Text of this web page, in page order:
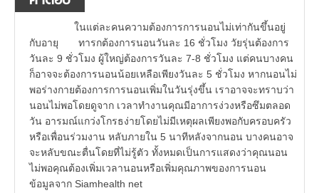
ในแต่ละคนความต้องการการนอนไม่เท่ากันขึ้นอยู่
กับอายุ ทารกต้องการนอนวันละ 16 ชั่วโมง วัยรุ่นต้องการ
วันละ 9 ชั่วโมง ผู้ใหญ่ต้องการวันละ 7-8 ชั่วโมง แต่คนบางคน
ก็อาจจะต้องการนอนน้อยเหลือเพียงวันละ 5 ชั่วโมง หากนอนไม่
พอร่างกายต้องการการนอนเพิ่มในวันรุ่งขึ้น เราอาจจะทราบว่า
นอนไม่พอโดยดูจาก เวลาทำงานคุณมีอาการง่วงหรือซึมตลอด
วัน อารมณ์แกว่งโกรธง่ายโดยไม่มีเหตุผลเพียงพอกับครอบครัว
หรือเพื่อนร่วมงาน หลับภายใน 5 นาทีหลังจากนอน บางคนอาจ
จะหลับขณะตื่นโดยที่ไม่รู้ตัว ทั้งหมดเป็นการแสดงว่าคุณนอน
ไม่พอคุณต้องเพิ่มเวลานอนหรือเพิ่มคุณภาพของการนอน
ข้อมูลจาก Siamhealth net